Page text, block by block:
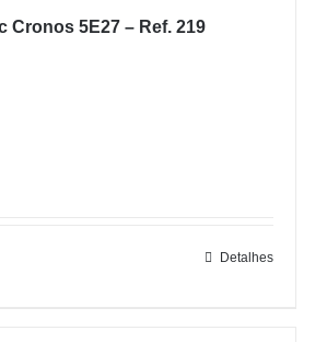
Cronos 5E27 – Ref. 219
Detalhes